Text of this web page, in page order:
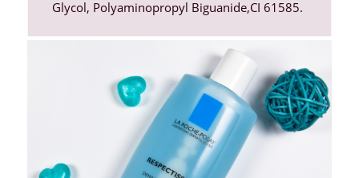
Glycol, Polyaminopropyl Biguanide,CI 61585.